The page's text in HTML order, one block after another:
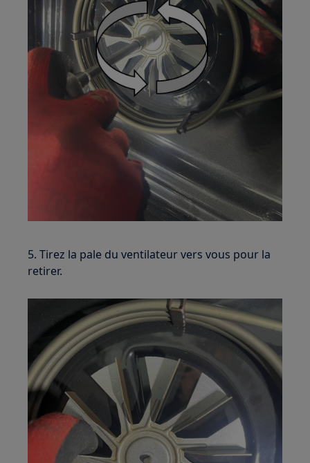
5. Tirez la pale du ventilateur vers vous pour la
retirer.